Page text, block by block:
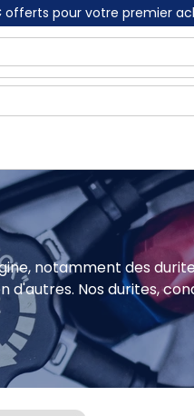
offerts pour votre premier
notamment des
d'autres. Nos durites,